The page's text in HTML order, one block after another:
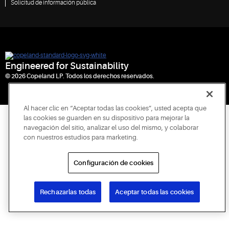
Solicitud de información pública
Engineered for Sustainability
© 2026 Copeland LP. Todos los derechos reservados.
Al hacer clic en “Aceptar todas las cookies”, usted acepta que
las cookies se guarden en su dispositivo para mejorar la
navegación del sitio, analizar el uso del mismo, y colaborar
con nuestros estudios para marketing.
Configuración de cookies
Rechazarlas todas Aceptar todas las cookies